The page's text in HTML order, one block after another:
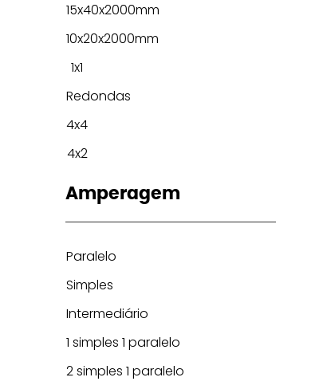
Amperagem
Paralelo
Simples
Intermediário
1 simples 1 paralelo
2 simples 1 paralelo
15x40x2000mm
10x20x2000mm
1x1
Redondas
4x4
4x2